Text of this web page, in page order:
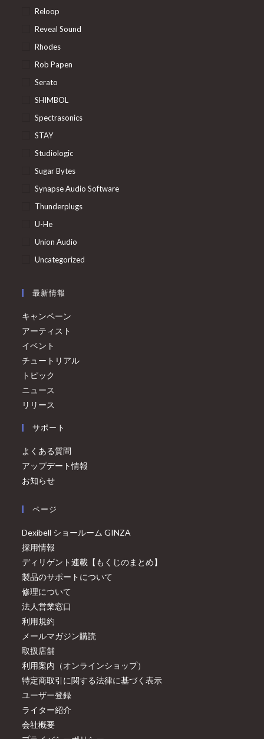
Reloop
Reveal Sound
Rhodes
Rob Papen
Serato
SHIMBOL
Spectrasonics
STAY
Studiologic
Sugar Bytes
Synapse Audio Software
Thunderplugs
U-He
Union Audio
Uncategorized
最新情報
キャンペーン
アーティスト
イベント
チュートリアル
トピック
ニュース
リリース
サポート
よくある質問
アップデート情報
お知らせ
ページ
Dexibell ショールーム GINZA
採用情報
ディリゲント連載【もくじのまとめ】
製品のサポートについて
修理について
法人営業窓口
利用規約
メールマガジン購読
取扱店舗
利用案内（オンラインショップ）
特定商取引に関する法律に基づく表示
ユーザー登録
ライター紹介
会社概要